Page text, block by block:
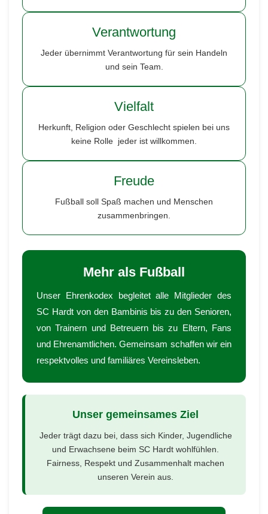
Verantwortung
Jeder übernimmt Verantwortung für sein Handeln
und sein Team.
Vielfalt
Herkunft, Religion oder Geschlecht spielen bei uns
keine Rolle jeder ist willkommen.
Freude
Fußball soll Spaß machen und Menschen
zusammenbringen.
Mehr als Fußball
Unser Ehrenkodex begleitet alle Mitglieder des
SC Hardt von den Bambinis bis zu den Senioren,
von Trainern und Betreuern bis zu Eltern, Fans
und Ehrenamtlichen. Gemeinsam schaffen wir ein
respektvolles und familiäres Vereinsleben.
Unser gemeinsames Ziel
Jeder trägt dazu bei, dass sich Kinder, Jugendliche
und Erwachsene beim SC Hardt wohlfühlen.
Fairness, Respekt und Zusammenhalt machen
unseren Verein aus.